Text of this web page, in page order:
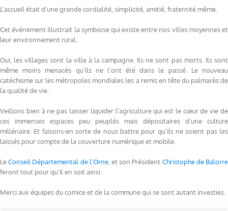
L’accueil était d’une grande cordialité, simplicité, amitié, fraternité même.
Cet événement illustrait la symbiose qui existe entre nos villes moyennes et
leur environnement rural.
Oui, les villages sont la ville à la campagne. Ils ne sont pas morts. Ils sont
même moins menacés qu’ils ne l’ont été dans le passé. Le nouveau
catéchisme sur les métropoles mondiales les a remis en tête du palmarès de
la qualité de vie.
Veillons bien à ne pas laisser liquider l’agriculture qui est le cœur de vie de
ces immenses espaces peu peuplés mais dépositaires d’une culture
millénaire. Et faisons-en sorte de nous battre pour qu’ils ne soient pas les
laissés pour compte de la couverture numérique et mobile.
LeConseil Départemental de l’Orne, et son Président Christophe de Balorre
feront tout pour qu’il en soit ainsi.
Merci aux équipes du comice et de la commune qui se sont autant investies.